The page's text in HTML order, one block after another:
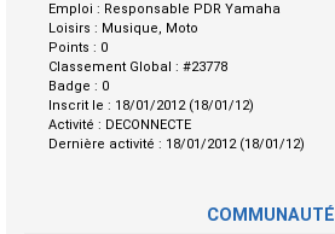
Emploi : Responsable PDR Yamaha
Loisirs : Musique, Moto
Points : 0
Classement Global : #23778
Badge : 0
Inscrit le : 18/01/2012 (18/01/12)
Activité : DECONNECTE
Dernière activité : 18/01/2012 (18/01/12)
COMMUNAUTÉ